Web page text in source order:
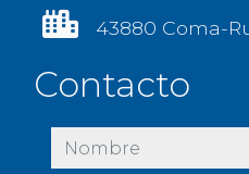
43880 Coma-
Contacto
nombre